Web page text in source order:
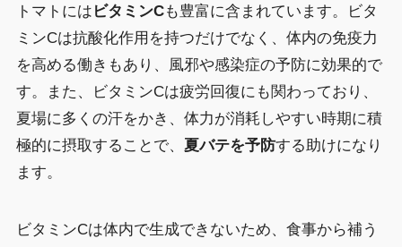
トマトには ビタミンCも豊富に含まれています。ビタ
ミンCは抗酸化作用を持つだけでなく、体内の免疫力
を高める働きもあり、風邪や感染症の予防に効果的で
す。また、ビタミンCは疲労回復にも関わっており、
夏場に多くの汗をかき、体力が消耗しやすい時期に積
極的に摂取することで、 夏バテを予防する助けになり
ます。
ビタミンCは体内で生成できないため、食事から補う